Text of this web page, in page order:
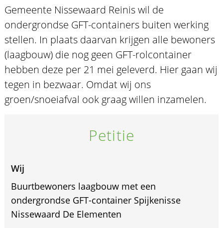
Gemeente Nissewaard Reinis wil de
ondergrondse GFT-containers buiten werking
stellen. In plaats daarvan krijgen alle bewoners
(laagbouw) die nog geen GFT-rolcontainer
hebben deze per 21 mei geleverd. Hier gaan wij
tegen in bezwaar. Omdat wij ons
groen/snoeiafval ook graag willen inzamelen.
Petitie
Wij
Buurtbewoners laagbouw met een
ondergrondse GFT-container Spijkenisse
Nissewaard De Elementen